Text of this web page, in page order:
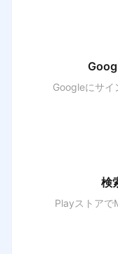
Googleにサイ
検
Playストアで